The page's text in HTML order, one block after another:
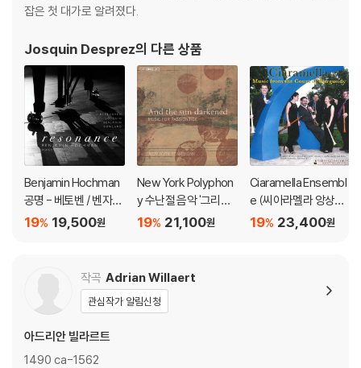
잡은 첫 대가로 알려졌다.
Josquin Desprez의 다른 상품
Benjamin Hochman
공명 - 베토벤 / 벤자민
/ 다울랜드 / 조스캥 (R
nd, Josquin)
19,500원
19%
New York Polyphon
y 수난절 음악 '그리고
태양은 빛을 잃었다' (A
ntide)
21,100원
19%
Ciaramella Ensembl
e (씨아라멜라 앙상블)
- Music From The C
23,400원
19%
작곡 Adrian Willaert
관심작가 알림신청
아드리안 빌라르트
1490 ca-1562